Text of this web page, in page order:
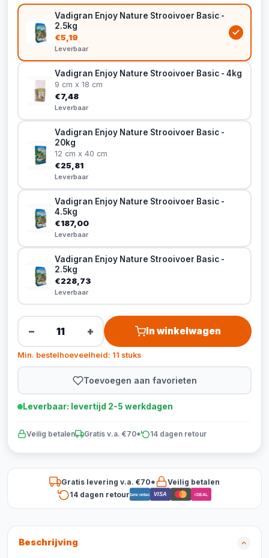
Vadigran Enjoy Nature Strooivoer Basic -
2.5kg
€5,19
Leverbaar
Vadigran Enjoy Nature Strooivoer Basic - 4kg
9 cm x 18 cm
€7,48
Leverbaar
Vadigran Enjoy Nature Strooivoer Basic -
20kg
12 cm x 40 cm
€25,81
Leverbaar
Vadigran Enjoy Nature Strooivoer Basic -
4.5kg
€187,00
Leverbaar
Vadigran Enjoy Nature Strooivoer Basic -
2.5kg
€228,73
Leverbaar
− + In winkelwagen
Min. bestelhoeveelheid: 11 stuks
Toevoegen aan favorieten
Leverbaar: levertijd 2-5 werkdagen
Veilig betalen Gratis v.a. €70* 14 dagen retour
Gratis levering v.a. €70*
Veilig betalen
14 dagen retourBancontact VISA iDEAL
Beschrijving